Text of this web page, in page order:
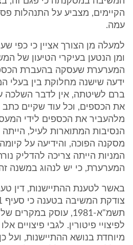
הקיימים, מצביע על התנהלות
עמה.
למעלה מן הצורך אציין כי כפי
ומן הנטען בעיקרי הטיעון של
המערערת שעסקה בהעברת
ידעה שישנה מחלוקת בין בעלי
ברם לשיטתה, אין לדבר השלכה
את הכספים, וכל עוד שקיים כתב
מלהעביר את הכספים לידי
הנסיבות המתוארות לעיל,
מסקנה הפוכה, והידיעה על
המניות הייתה צריכה להדליק
המערערת, כי יש לנהוג במשנה
באשר לטענת ההתיישנות, דין
תשמ"א-1981, עוסק
לפיצויי פיטורין. לגבי פיצויים
מיוחדת בנושא ההתיישנות, ועל